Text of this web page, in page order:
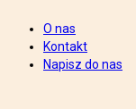
O nas
Kontakt
Napisz do nas